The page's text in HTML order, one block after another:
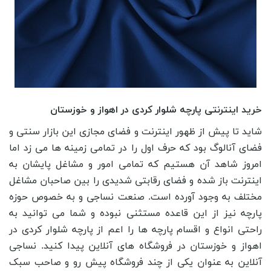
خرید اینترنتی پارچه شلوار کردی در اهواز و خوزستان
شاید تا پیش از ظهور اینترنت و فضای مجازی این بازار سنتی و
فضای آنالوگ بود که حرف اول را در تمامی زمینه ها می زد اما
امروز شاهد آن هستیم که تمامی امور و مشاغل پایشان به
اینترنت باز شده و فضای رقابتی شدیدی را بین صاحبان مشاغل
مختلف به وجود آورده است. صنعت نساجی و به خصوص حوزه
پارچه نیز از این قاعده مستثنی نبوده و شما می توانید به
راحتی انواع و اقسام پارچه ها را اعم از پارچه شلوار کردی در
اهواز و خوزستان در فروشگاه های آنلاین پیدا کنید. نساجی
آنلاین به عنوان یکی از چند فروشگاه پیش رو و صاحب سبک